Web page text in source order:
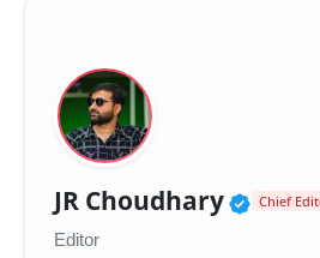
JR Choudhary Chief
Editor